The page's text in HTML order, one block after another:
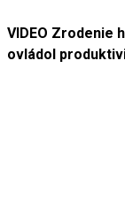
VIDEO Zrodenie
ovládol